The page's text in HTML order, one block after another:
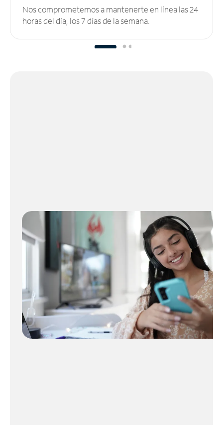
Nos comprometemos a mantenerte en línea las 24
horas del día, los 7 días de la semana.